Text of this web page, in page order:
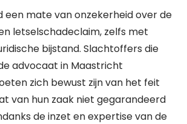
een mate van onzekerheid over de
letselschadeclaim, zelfs met
bijstand. Slachtoffers die
advocaat in Maastricht
zich bewust zijn van het feit
van hun zaak niet gegarandeerd
de inzet en expertise van de